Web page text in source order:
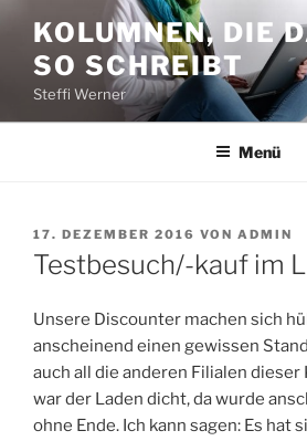
Inhalt
springen
KOLUMNEN, DIE
SO SCHREIBT
Steffi Werner
Menü
VERÖFFENTLICHT
AM
17. DEZEMBER 2016 VON ADMIN
Testbesuch/-kauf im
Unsere Discounter machen sich
anscheinend einen gewissen
auch all die anderen Filialen dieser
war der Laden dicht, da wurde
ohne Ende. Ich kann sagen: Es hat